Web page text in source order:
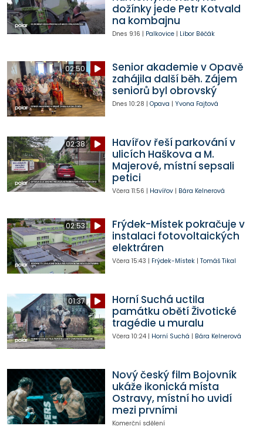
dožínky jede Petr Kotvald
na kombajnu
Dnes 9:16 | Palkovice| Libor Běčák
02:50
Senior akademie v Opavě
zahájila další běh. Zájem
seniorů byl obrovský
Dnes 10:28 | Opava | Yvona Fajtová
02:38
Havířov řeší parkování v
ulicích Haškova a M.
Majerové, místní sepsali
petici
Včera 11:56 | Havířov| Bára Kelnerová
02:53
Frýdek-Místek pokračuje v
instalaci fotovoltaických
elektráren
Včera 15:43 | Frýdek-Místek| Tomáš Tikal
01:37
Horní Suchá uctila
památku obětí Životické
tragédie u muralu
Včera 10:24| Horní Suchá | Bára Kelnerová
Nový český film Bojovník
ukáže ikonická místa
Ostravy, místní ho uvidí
mezi prvními
Komerční sdělení